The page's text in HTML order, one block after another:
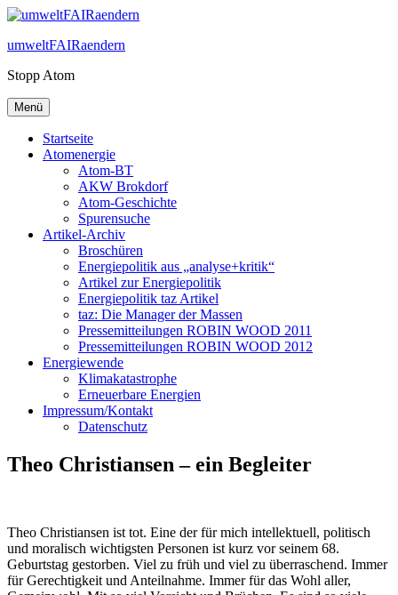
Zum
springen
umweltFAIRaendern
Stopp Atom
Menü
Startseite
Atomenergie
Atom-BT
AKW Brokdorf
Atom-Geschichte
Spurensuche
Artikel-Archiv
Broschüren
Energiepolitik aus „analyse+kritik“
Artikel zur Energiepolitik
Energiepolitik taz Artikel
taz: Die Manager der Massen
Pressemitteilungen ROBIN WOOD 2011
Pressemitteilungen ROBIN WOOD 2012
Energiewende
Klimakatastrophe
Erneuerbare Energien
Impressum/Kontakt
Datenschutz
Theo Christiansen – ein Begleiter
Theo Christiansen ist tot. Eine der für mich intellektuell, politisch
und moralisch wichtigsten Personen ist kurz vor seinem 68.
Geburtstag gestorben. Viel zu früh und viel zu überraschend. Immer
für Gerechtigkeit und Anteilnahme. Immer für das Wohl aller,